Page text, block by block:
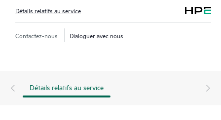
Détails relatifs au service
Contactez-nous Dialoguer avec nous
Détails relatifs au service